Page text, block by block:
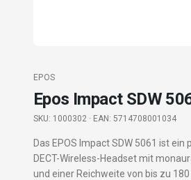
EPOS
Epos Impact SDW
SKU: 1000302 · EAN: 5714708001034
Das EPOS Impact SDW 5061 ist ein
DECT-Wireless-Headset mit
und einer Reichweite von bis zu